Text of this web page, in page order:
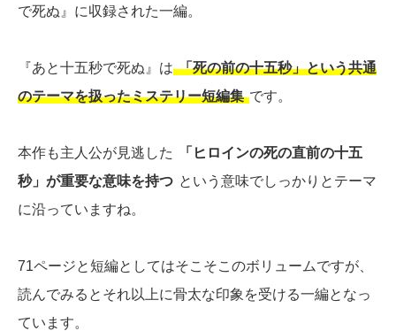
で死ぬ』に収録された一編。
『あと十五秒で死ぬ』は 「死の前の十五秒」という共通
のテーマを扱ったミステリー短編集 です。
本作も主人公が見逃した
「ヒロインの死の直前の十五
秒」が重要な意味を持つ という意味でしっかりとテーマ
に沿っていますね。
71ページと短編としてはそこそこのボリュームですが、
読んでみるとそれ以上に骨太な印象を受ける一編となっ
ています。